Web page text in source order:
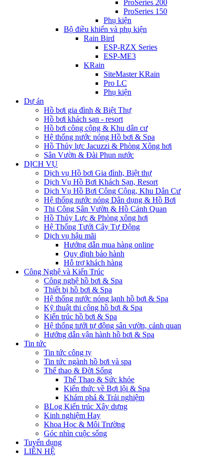
ProSeries 200
ProSeries 150
Phụ kiện
Bộ điều khiển và phụ kiện
Rain Bird
ESP-RZX Series
ESP-ME3
KRain
SiteMaster KRain
Pro LC
Phụ kiện
Dự án
Hồ bơi gia đình & Biệt Thự
Hồ bơi khách sạn - resort
Hồ bơi công cộng & Khu dân cư
Hệ thống nước nóng Hồ bơi & Spa
Hồ Thủy lực Jacuzzi & Phòng Xông hơi
Sân Vườn & Đài Phun nước
DỊCH VỤ
Dịch vụ Hồ bơi Gia đình, Biệt thự
Dịch Vụ Hồ Bơi Khách Sạn, Resort
Dịch Vụ Hồ Bơi Công Cộng, Khu Dân Cư
Hệ thống nước nóng Dân dụng & Hồ Bơi
Thi Công Sân Vườn & Hồ Cảnh Quan
Hồ Thủy Lực & Phòng xông hơi
Hệ Thống Tưới Cây Tự Động
Dịch vụ hậu mãi
Hướng dẫn mua hàng online
Quy định bảo hành
Hỗ trợ khách hàng
Công Nghệ và Kiến Trúc
Công nghệ hồ bơi & Spa
Thiết bị hồ bơi & Spa
Hệ thống nước nóng lạnh hồ bơi & Spa
Kỹ thuật thi công hồ bơi & Spa
Kiến trúc hồ bơi & Spa
Hệ thống tưới tự động sân vườn, cảnh quan
Hướng dẫn vận hành hồ bơi & Spa
Tin tức
Tin tức công ty
Tin tức ngành hồ bơi và spa
Thể thao & Đời Sống
Thể Thao & Sức khỏe
Kiến thức về Bơi lội & Spa
Khám phá & Trải nghiệm
BLog Kiến trúc Xây dựng
Kinh nghiệm Hay
Khoa Học & Môi Trường
Góc nhìn cuộc sống
Tuyển dụng
LIÊN HỆ